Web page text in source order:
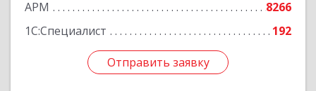
АРМ
8266
1С:Специалист
192
Отправить заявку
Отправить заявку